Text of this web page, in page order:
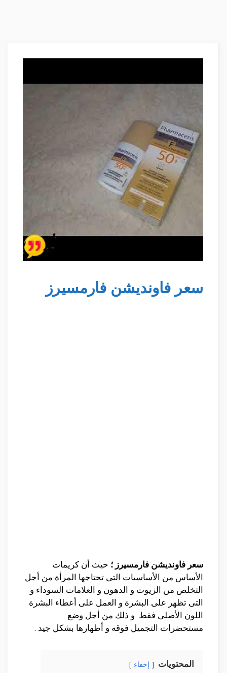
سعر فاونديشن فارمسيرز
سعر فاونديشن فارمسيرز ؛ حيث أن كريمات
الأساس من الأساسيات التى تحتاجها المرأة من أجل
التخلص من الزيوت و الدهون و العلامات السوداء و
التى تظهر على البشرة و العمل على أعطاء البشرة
اللون الأصلى فقط و ذلك من أجل وضع
مستحضرات التجميل فوقه و أظهارها بشكل جيد .
المحتويات إخفاء